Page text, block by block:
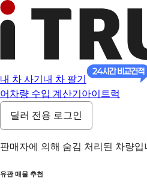
내 차 사기 내 차 팔기
어 차량 수입 계산기 아이트럭
딜러 전용 로그인
판매자에 의해 숨김 처리된 차량입
유관 매물 추천